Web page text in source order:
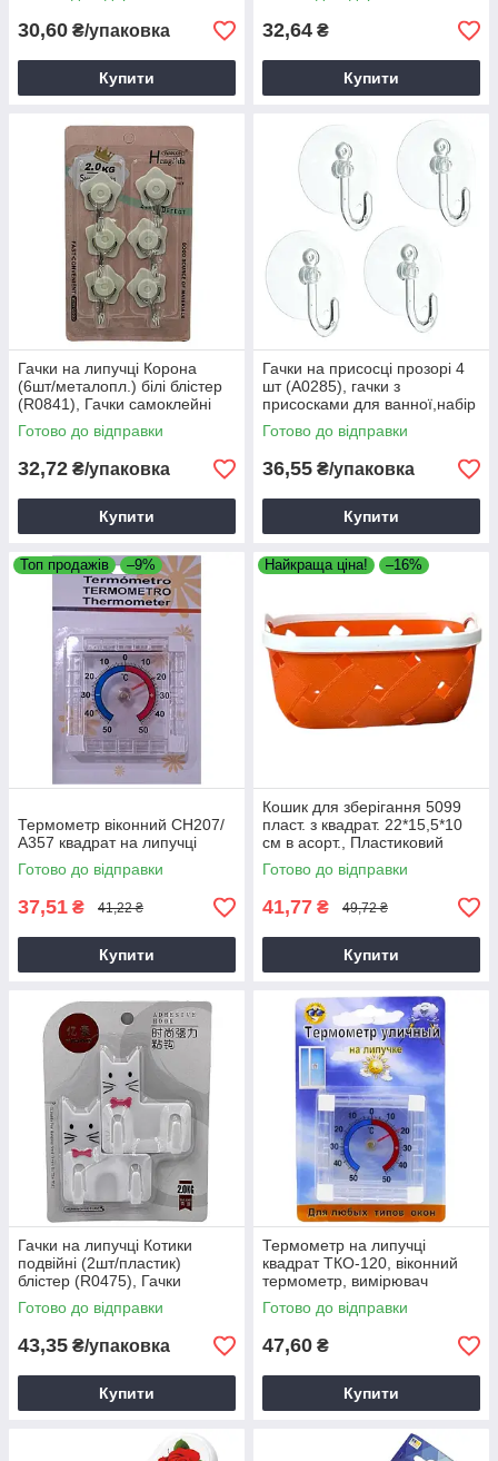
30,60 ₴/упаковка
Купити
32,64 ₴
Купити
Гачки на липучці Корона
(6шт/металопл.) білі блістер
(R0841), Гачки самоклейні
Готово до відправки
32,72 ₴/упаковка
Купити
Гачки на присосці прозорі 4
шт (А0285), гачки з
присосками для ванної,набір
гачків на присосках
Готово до відправки
36,55 ₴/упаковка
Купити
Топ продажів –9%
Термометр віконний СН207/
А357 квадрат на липучці
Готово до відправки
37,51 ₴ 41,22 ₴
Купити
Найкраща ціна! –16%
Кошик для зберігання 5099
пласт. з квадрат. 22*15,5*10
см в асорт., Пластиковий
кошик для дому та офісу
Готово до відправки
41,77 ₴ 49,72 ₴
Купити
Гачки на липучці Котики
подвійні (2шт/пластик)
блістер (R0475), Гачки
пластикові
Готово до відправки
43,35 ₴/упаковка
Купити
Термометр на липучці
квадрат ТКО-120, віконний
термометр, вимірювач
температури та вологості
Готово до відправки
47,60 ₴
Купити